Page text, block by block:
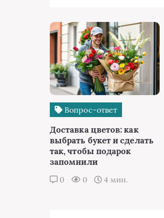
Вопрос-ответ
Доставка цветов: как
выбрать букет и сделать
так, чтобы подарок
запомнили
0 0 4 мин.